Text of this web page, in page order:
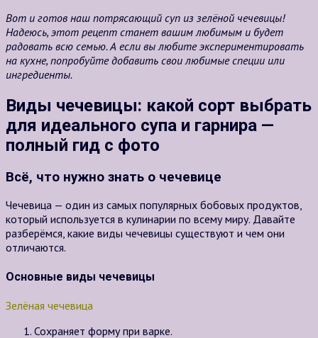
Вот и готов наш потрясающий суп из зелёной чечевицы!
Надеюсь, этот рецепт станет вашим любимым и будет
радовать всю семью. А если вы любите экспериментировать
на кухне, попробуйте добавить свои любимые специи или
ингредиенты.
Виды чечевицы: какой сорт выбрать
для идеального супа и гарнира —
полный гид с фото
Всё, что нужно знать о чечевице
Чечевица — один из самых популярных бобовых продуктов,
который используется в кулинарии по всему миру. Давайте
разберёмся, какие виды чечевицы существуют и чем они
отличаются.
Основные виды чечевицы
Зелёная чечевица
Сохраняет форму при варке.